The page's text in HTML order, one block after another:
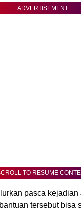
ADVERTISEMENT
TO RESUME
pasca kejadian
tersebut bisa